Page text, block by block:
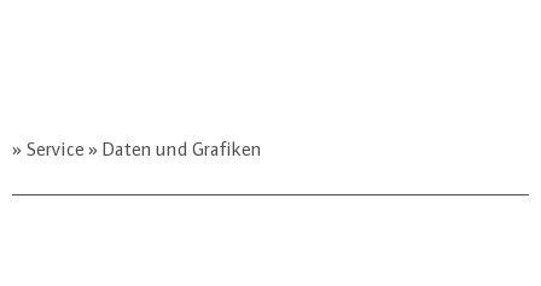
Service Daten und Grafiken